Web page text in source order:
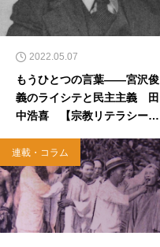
2022.05.07
もうひとつの言葉――宮沢俊
義のライシテと民主主義 田
中浩喜 【宗教リテラシー向
連載・コラム